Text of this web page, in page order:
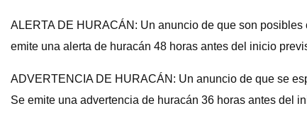
ALERTA DE HURACÁN: Un anuncio de que son
emite una alerta de huracán 48 horas antes del inicio
ADVERTENCIA DE HURACÁN: Un anuncio de que se
Se emite una advertencia de huracán 36 horas antes del